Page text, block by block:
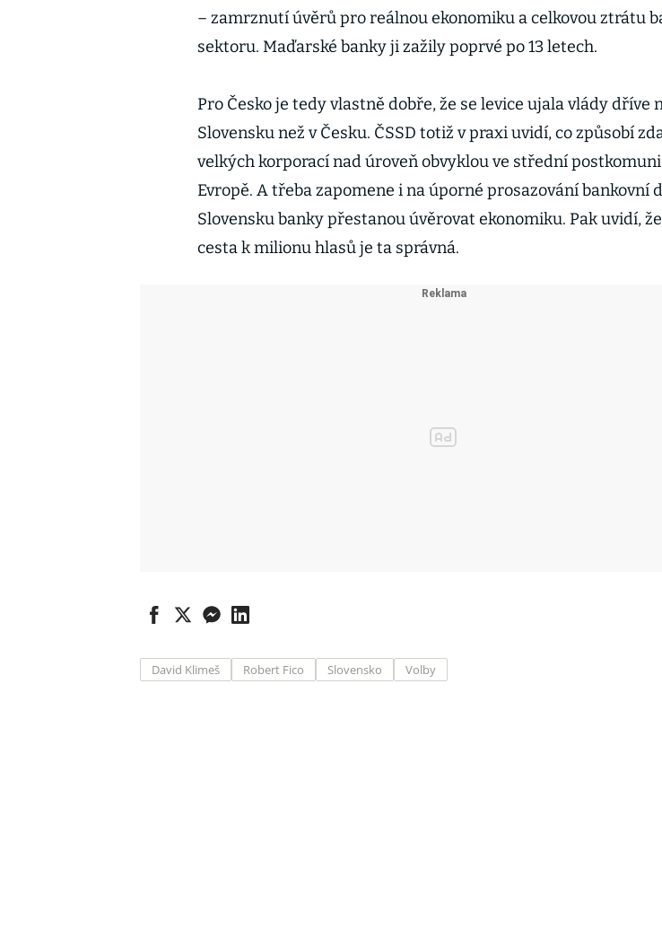
– zamrznutí úvěrů pro reálnou ekonomiku a celkovou ztrátu
sektoru. Maďarské banky ji zažily poprvé po 13 letech.
Pro Česko je tedy vlastně dobře, že se levice ujala vlády dříve
Slovensku než v Česku. ČSSD totiž v praxi uvidí, co způsobí
velkých korporací nad úroveň obvyklou ve střední
Evropě. A třeba zapomene i na úporné prosazování bankovní
Slovensku banky přestanou úvěrovat ekonomiku. Pak uvidí,
cesta k milionu hlasů je ta správná.
David Klimeš Robert Fico Slovensko Volby